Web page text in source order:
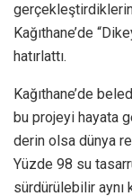
Kağıthane’de
hatırlattı.
Kağıthane’de
bu projeyi hayata
derin olsa dünya
Yüzde 98 su
sürdürülebilir aynı